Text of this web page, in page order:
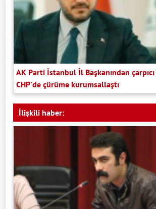
AK Parti İstanbul İl Başkanından
CHP'de çürüme kurumsallaştı
İlişkili haber: